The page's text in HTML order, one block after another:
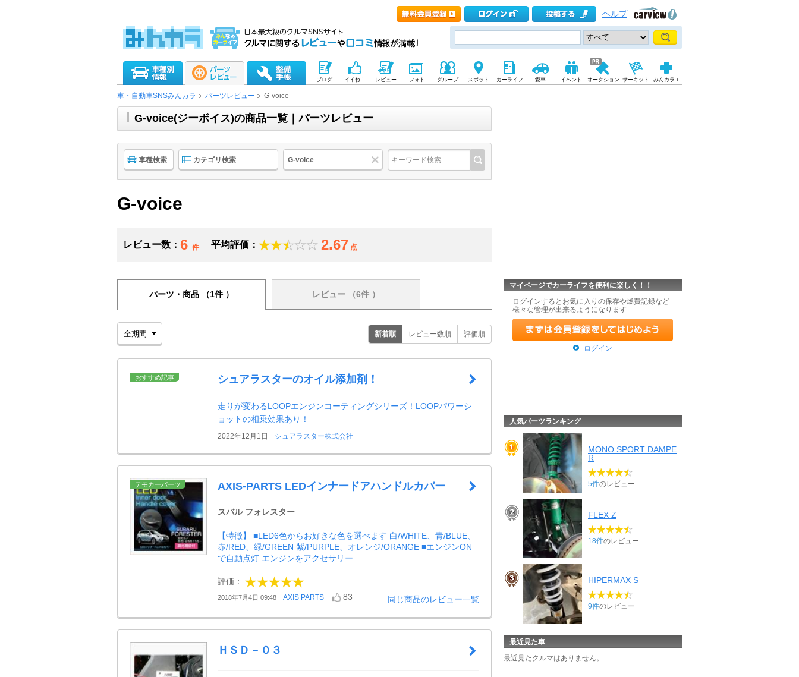
ヘルプ
ブログ イイね！ レビュー フォト グループ スポット カーライフ 愛車 イベント オークション サーキット みんカラ＋
車・自動車SNSみんカラ パーツレビュー G-voice
G-voice(ジーボイス)の商品一覧｜パーツレビュー
車種検索 カテゴリ検索 G-voice
G-voice
レビュー数： 6 件 平均評価： 2.67 点
パーツ・商品 （1件 ） レビュー （6件 ）
新着順 レビュー数順 評価順
おすすめ記事 シュアラスターのオイル添加剤！
走りが変わるLOOPエンジンコーティングシリーズ！LOOPパワーシ
ョットの相乗効果あり！
2022年12月1日 シュアラスター株式会社
デモカーパーツ AXIS-PARTS LEDインナードアハンドルカバー
スバル フォレスター
【特徴】 ■LED6色からお好きな色を選べます 白/WHITE、青/BLUE、
赤/RED、緑/GREEN 紫/PURPLE、オレンジ/ORANGE ■エンジンON
で自動点灯 エンジンをアクセサリー ...
評価：
2018年7月4日 09:48 AXIS PARTS 83 同じ商品のレビュー一覧
ＨＳＤ－０３
マイページでカーライフを便利に楽しく！！
ログインするとお気に入りの保存や燃費記録など
様々な管理が出来るようになります
ログイン
人気パーツランキング
MONO SPORT DAMPE
R
5件のレビュー
FLEX Z
18件のレビュー
HIPERMAX S
9件のレビュー
最近見た車
最近見たクルマはありません。